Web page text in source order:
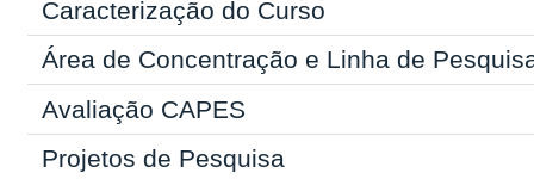
Caracterização do Curso
Área de Concentração e Linha de
Avaliação CAPES
Projetos de Pesquisa